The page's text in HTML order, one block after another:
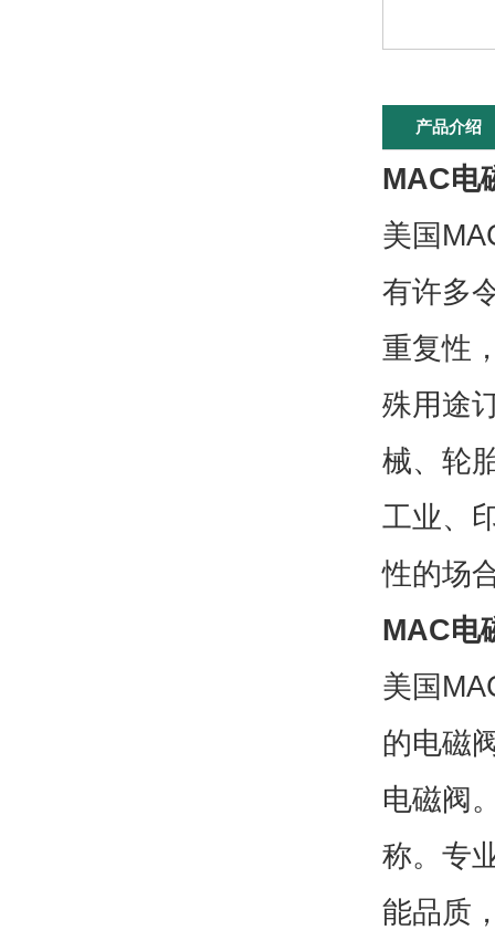
产品介绍
MAC电
美国
有许多
重复性
殊用途
械、轮
工业、
性的场
MAC电
美国
的电磁
电磁阀
称。专
能品质